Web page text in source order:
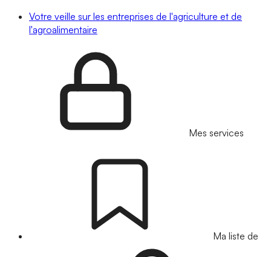
Votre veille sur les entreprises de l'agriculture et de
l'agroalimentaire
Mes services
Ma liste de